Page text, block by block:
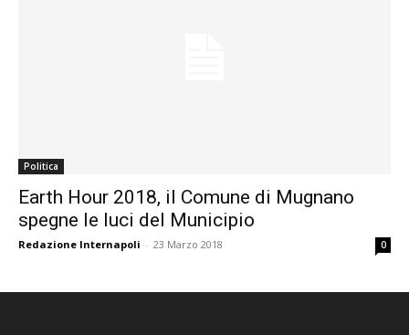
Politica
Earth Hour 2018, il Comune di Mugnano
spegne le luci del Municipio
Redazione Internapoli - 23 Marzo 2018 0